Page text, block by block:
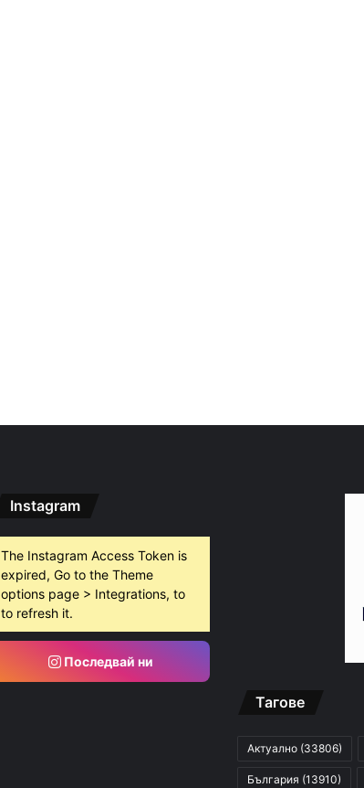
Instagram
The Instagram Access Token is
expired, Go to the Theme
options page > Integrations, to
to refresh it.
Последвай ни
Тагове
Актуално (33806)
България (13910)